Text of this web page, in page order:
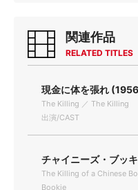
関連作品
RELATED TITLES
現金に体を張れ
The Killing ／ The Killing
出演/CAST
チャイニーズ・ブッ
The Killing of a Chinese
Bookie